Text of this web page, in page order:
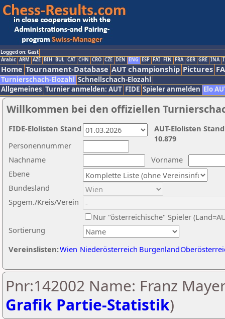
Logged on: Gast
Arabic ARM AZE BIH BUL CAT CHN CRO CZE DEN ENG ESP FAI FIN FRA GER GRE INA
Home Tournament-Database AUT championship Pictures
Turnierschach-Elozahl Schnellschach-Elozahl
Allgemeines Turnier anmelden: AUT FIDE Spieler anmelden Elo
Willkommen bei den offiziellen
Nachname
Vorname
Ebene
Sortierung
Personennummer
Bundesland
Spgem./Kreis/Verein
Nur "österreichische" Spieler
Vereinslisten:Wien Niederösterreich Burgenland
AUT-Elolisten
10.879
FIDE-Elolisten Stand
Pnr:142002 Name: Franz
Grafik Partie-Statistik)